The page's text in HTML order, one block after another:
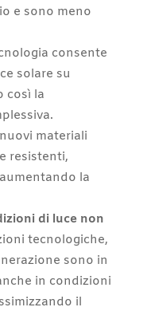
e sono meno
consente
solare su
così la
materiali
resistenti,
la
di luce non
tecnologiche,
sono in
in condizioni
il